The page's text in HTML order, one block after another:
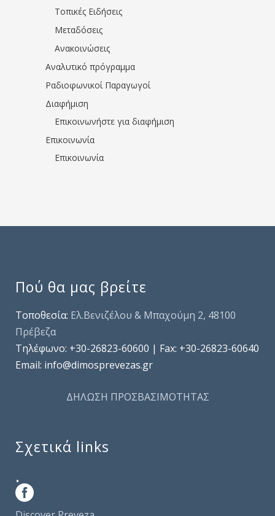
Τοπικές Ειδήσεις
Μεταδόσεις
Ανακοινώσεις
Αναλυτικό πρόγραμμα
Ραδιοφωνικοί Παραγωγοί
Διαφήμιση
Επικοινωνήστε για διαφήμιση
Επικοινωνία
Επικοινωνία
Πού θα μας βρείτε
Τοποθεσία: Ελ.Βενιζέλου & Μπαχούμη 2, 48100
Πρέβεζα
Τηλέφωνo: +30-26823-60600 | Fax: +30-26823-60640
Email: info@dimosprevezas.gr
ΔΗΛΩΣΗ ΠΡΟΣΒΑΣΙΜΟΤΗΤΑΣ
Σχετικά links
.